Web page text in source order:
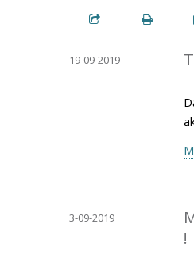
19-09-2019
!
3-09-2019